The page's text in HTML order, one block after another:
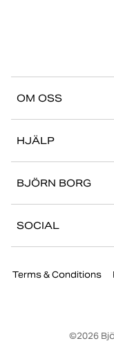
OM OSS
Stories
Butiker
HJÄLP
FAQ
Retur/
BJÖRN BORG
SOCIAL
Facebook
Terms & Conditions
©2026